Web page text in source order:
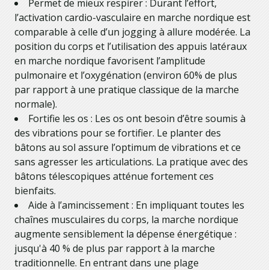
Permet de mieux respirer : Durant l’effort,
l’activation cardio-vasculaire en marche nordique est
comparable à celle d’un jogging à allure modérée. La
position du corps et l’utilisation des appuis latéraux
en marche nordique favorisent l’amplitude
pulmonaire et l’oxygénation (environ 60% de plus
par rapport à une pratique classique de la marche
normale).
Fortifie les os : Les os ont besoin d’être soumis à
des vibrations pour se fortifier. Le planter des
bâtons au sol assure l’optimum de vibrations et ce
sans agresser les articulations. La pratique avec des
bâtons télescopiques atténue fortement ces
bienfaits.
Aide à l’amincissement : En impliquant toutes les
chaînes musculaires du corps, la marche nordique
augmente sensiblement la dépense énergétique :
jusqu'à 40 % de plus par rapport à la marche
traditionnelle. En entrant dans une plage